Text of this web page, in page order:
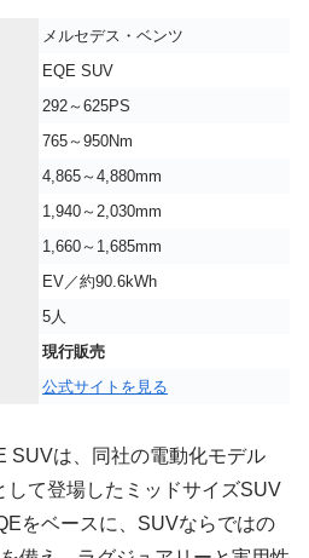
メルセデス・ベンツ
EQE SUV
292～625PS
765～950Nm
4,865～4,880mm
1,940～2,030mm
1,660～1,685mm
EV／約90.6kWh
5人
現行販売
公式サイトを見る
SUVは、同社の電動化モデル
して登場したミッドサイズSUV
をベースに、SUVならではの